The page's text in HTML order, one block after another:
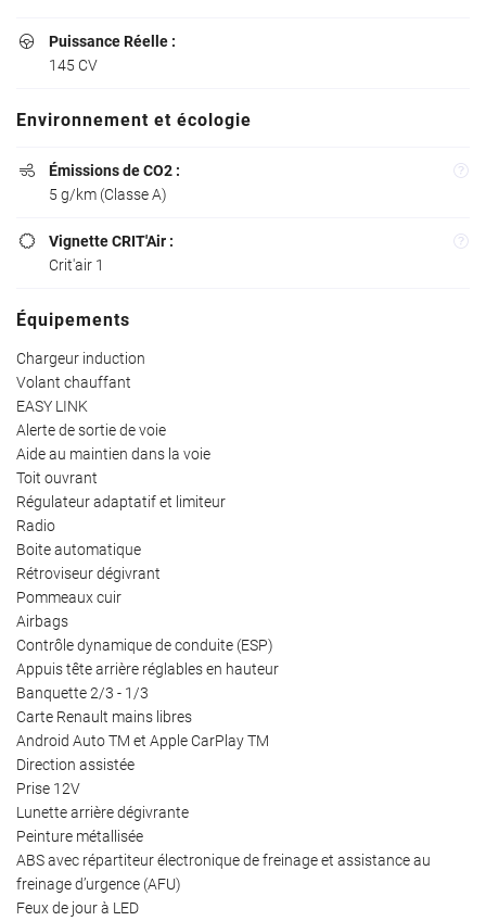
Accueil
L’atelier
d’occasions
neufs
Avis
Actualités
Contact
Une

Puissance Réelle :
145 CV
Environnement et écologie

Émissions de CO2 :
5 g/km (Classe A)

Vignette CRIT'Air :
Crit'air 1
Équipements
Chargeur induction
Volant chauffant
EASY LINK
Alerte de sortie de voie
Aide au maintien dans la voie
Toit ouvrant
Régulateur adaptatif et limiteur
Radio
Boite automatique
Rétroviseur dégivrant
Pommeaux cuir
Airbags
Contrôle dynamique de conduite (ESP)
Appuis tête arrière réglables en hauteur
Banquette 2/3 - 1/3
Carte Renault mains libres
Android Auto TM et Apple CarPlay TM
Direction assistée
Prise 12V
Lunette arrière dégivrante
Peinture métallisée
ABS avec répartiteur électronique de freinage et assistance au
freinage d’urgence (AFU)
Feux de jour à LED